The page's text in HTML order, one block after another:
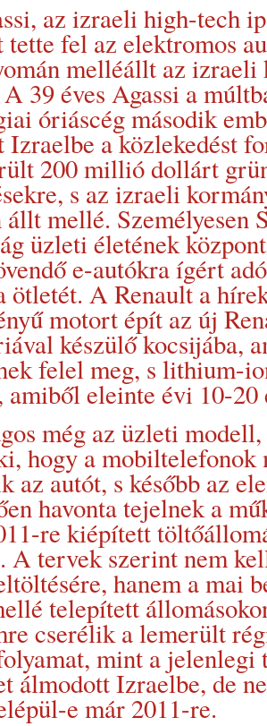
az izraeli high-tech
fel az elektromos
melléállt az izraeli
39 éves Agassi a
óriáscég második
Izraelbe a közlekedést
200 millió dollárt
s az izraeli
állt mellé. Személyesen
üzleti életének
e-autókra ígért
ötletét. A Renault a
motort épít az új
készülő kocsijába,
felel meg, s lithium-
amiből eleinte évi 10-20
még az üzleti
hogy a
az autót, s később az
havonta tejelnek a
re kiépített
A tervek szerint nem
hanem a mai
telepített
cserélik a lemerült
mint a
álmodott Izraelbe, de
e már 2011-re.